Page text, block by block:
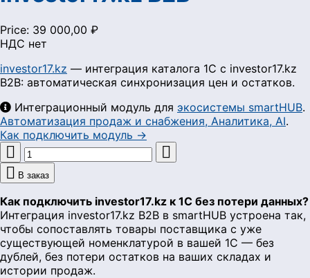
Price: 39 000,00 ₽
НДС нет
investor17.kz — интеграция каталога 1С с investor17.kz
B2B: автоматическая синхронизация цен и остатков.
Интеграционный модуль для экосистемы smartHUB.
Автоматизация продаж и снабжения, Аналитика, AI.
Как подключить модуль →


 В заказ
Как подключить investor17.kz к 1С без потери данных?
Интеграция investor17.kz B2B в smartHUB устроена так,
чтобы сопоставлять товары поставщика с уже
существующей номенклатурой в вашей 1С — без
дублей, без потери остатков на ваших складах и
истории продаж.